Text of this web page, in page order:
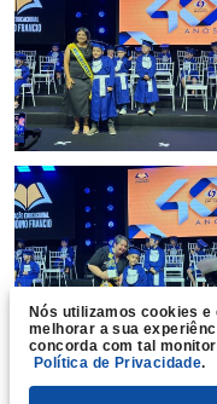
Nós utilizamos cookies
melhorar a sua
concorda com tal
Política de Privacidade.